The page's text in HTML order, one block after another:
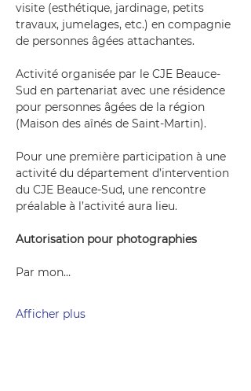
visite (esthétique, jardinage, petits
travaux, jumelages, etc.) en compagnie
de personnes âgées attachantes.
Activité organisée par le CJE Beauce-
Sud en partenariat avec une résidence
pour personnes âgées de la région
(Maison des aînés de Saint-Martin).
Pour une première participation à une
activité du département d’intervention
du CJE Beauce-Sud, une rencontre
préalable à l’activité aura lieu.
Autorisation pour photographies
Par mon…
Afficher plus